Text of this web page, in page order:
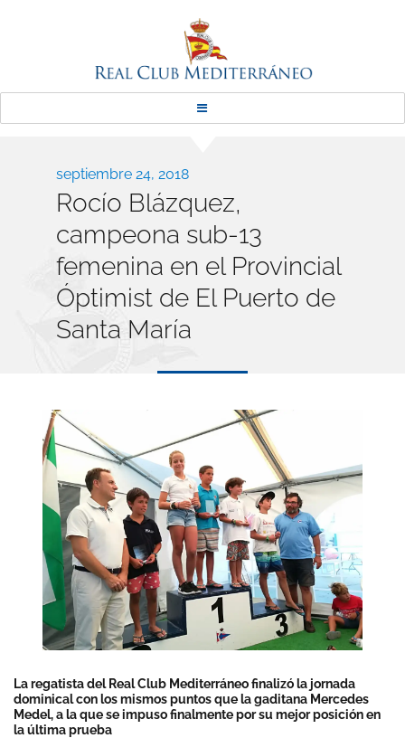
Real Club Mediterráneo
Publicado
el
septiembre 24, 2018
Rocío Blázquez,
campeona sub-13
femenina en el Provincial
Óptimist de El Puerto de
Santa María
La regatista del Real Club Mediterráneo finalizó la jornada
dominical con los mismos puntos que la gaditana Mercedes
Medel, a la que se impuso finalmente por su mejor posición en
la última prueba